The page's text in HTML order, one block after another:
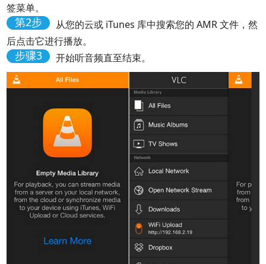
签菜单。
第2步
从您的云或 iTunes 库中搜索您的 AMR 文件，然
后点击它进行播放。
步骤3 开始听音频直至结束。